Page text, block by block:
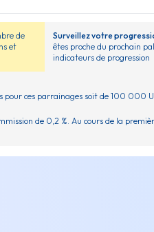
de
et
Surveillez votre
êtes proche du prochain
indicateurs de progression
pour ces parrainages soit de 100 000
de 0,2 %. Au cours de la